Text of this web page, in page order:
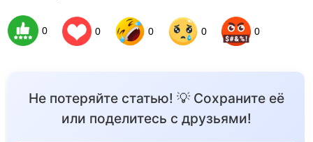
0 0 0 0 0
Не потеряйте статью! 💡 Сохраните её
или поделитесь с друзьями!